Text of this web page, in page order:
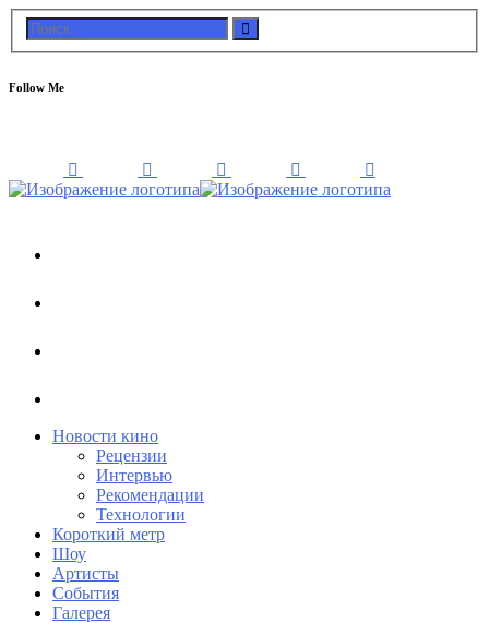
Follow Me
Новости кино
Рецензии
Интервью
Рекомендации
Технологии
Короткий метр
Шоу
Артисты
События
Галерея